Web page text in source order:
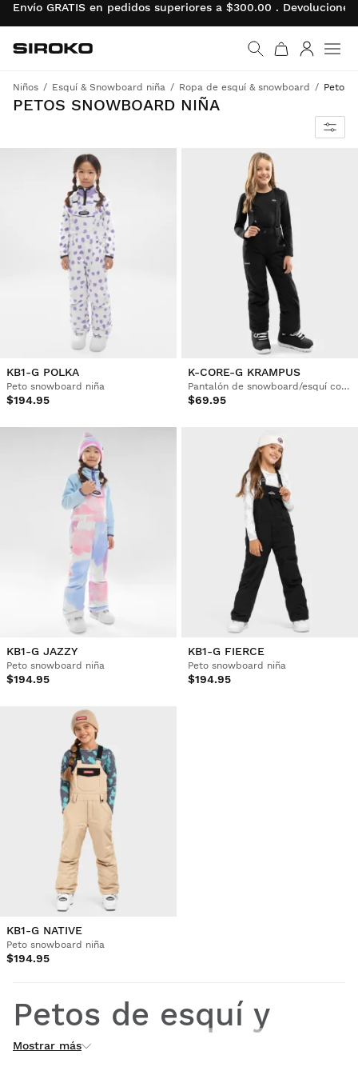
Envío GRATIS en pedidos superiores a $300.00 .
Ir a la página de inicio
Siroko.com
Niños Esquí & Snowboard niña Ropa de esquí & snowboard Petos
PETOS SNOWBOARD NIÑA
KB1-G POLKA
Peto snowboard niña
$194.95
K-CORE-G KRAMPUS
Pantalón de snowboard/esquí con tirantes niña
$69.95
KB1-G JAZZY
Peto snowboard niña
$194.95
KB1-G FIERCE
Peto snowboard niña
$194.95
KB1-G NATIVE
Peto snowboard niña
$194.95
Petos de esquí y
snowboard para niña
Mostrar más